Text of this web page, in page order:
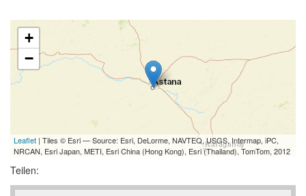
+
−
Leaflet | Tiles © Esri — Source: Esri, DeLorme, NAVTEQ, USGS, Intermap, iPC,
NRCAN, Esri Japan, METI, Esri China (Hong Kong), Esri (Thailand), TomTom, 2012
Teilen: